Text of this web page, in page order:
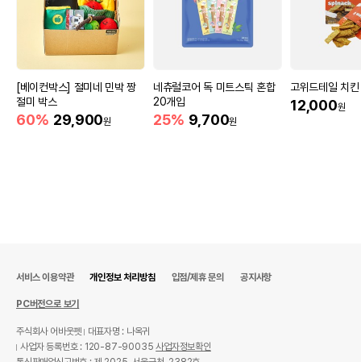
[베이컨박스] 절미네 민박 짱
절미 박스
60% 29,900원
네츄럴코어 독 미트스틱 혼합
20개입
25% 9,700원
고위드테일 치
12,000원
서비스 이용약관 개인정보 처리방침 입점/제휴 문의 공지사항
PC버전으로 보기
주식회사 어바웃펫
대표자명 : 나옥귀
사업자 등록번호 : 120-87-90035사업자정보확인